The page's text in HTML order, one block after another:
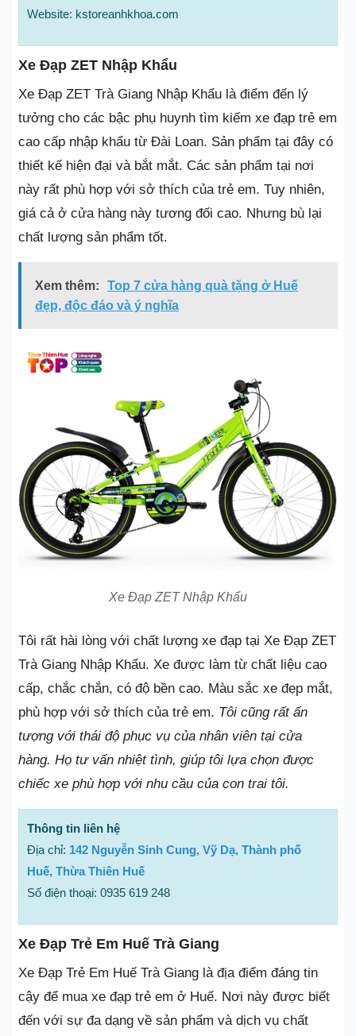
Website: kstoreanhkhoa.com
Xe Đạp ZET Nhập Khẩu
Xe Đạp ZET Trà Giang Nhập Khẩu là điểm đến lý
tưởng cho các bậc phụ huynh tìm kiếm xe đạp trẻ em
cao cấp nhập khẩu từ Đài Loan. Sản phẩm tại đây có
thiết kế hiện đại và bắt mắt. Các sản phẩm tại nơi
này rất phù hợp với sở thích của trẻ em. Tuy nhiên,
giá cả ở cửa hàng này tương đối cao. Nhưng bù lại
chất lượng sản phẩm tốt.
Xem thêm:
Top 7 cửa hàng quà tặng ở Huế
đẹp, độc đáo và ý nghĩa
Xe Đạp ZET Nhập Khẩu
Tôi rất hài lòng với chất lượng xe đạp tại Xe Đạp ZET
Trà Giang Nhập Khẩu. Xe được làm từ chất liệu cao
cấp, chắc chắn, có độ bền cao. Màu sắc xe đẹp mắt,
phù hợp với sở thích của trẻ em. Tôi cũng rất ấn
tượng với thái độ phục vụ của nhân viên tại cửa
hàng. Họ tư vấn nhiệt tình, giúp tôi lựa chọn được
chiếc xe phù hợp với nhu cầu của con trai tôi.
Thông tin liên hệ
Địa chỉ: 142 Nguyễn Sinh Cung, Vỹ Dạ, Thành phố
Huế, Thừa Thiên Huế
Số điện thoại: 0935 619 248
Xe Đạp Trẻ Em Huế Trà Giang
Xe Đạp Trẻ Em Huế Trà Giang là địa điểm đáng tin
cậy để mua xe đạp trẻ em ở Huế. Nơi này được biết
đến với sự đa dạng về sản phẩm và dịch vụ chất